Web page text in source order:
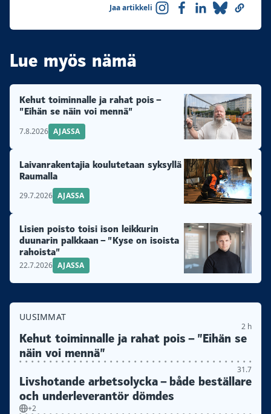
Jaa artikkeli
Lue myös nämä
Kehut toiminnalle ja rahat pois –
”Eihän se näin voi mennä”
7.8.2026 AJASSA
Laivanrakentajia koulutetaan syksyllä
Raumalla
29.7.2026 AJASSA
Lisien poisto toisi ison leikkurin
duunarin palkkaan – ”Kyse on isoista
rahoista”
22.7.2026 AJASSA
UUSIMMAT
2 h
Kehut toiminnalle ja rahat pois – ”Eihän se
näin voi mennä”
31.7
Livshotande arbetsolycka – både beställare
och underleverantör dömdes
+2